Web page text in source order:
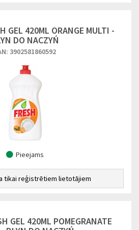
GEL 420ML ORANGE MULTI -
DO NACZYŃ
3902581860592
Pieejams
tikai reģistrētiem lietotājiem
GEL 420ML POMEGRANATE